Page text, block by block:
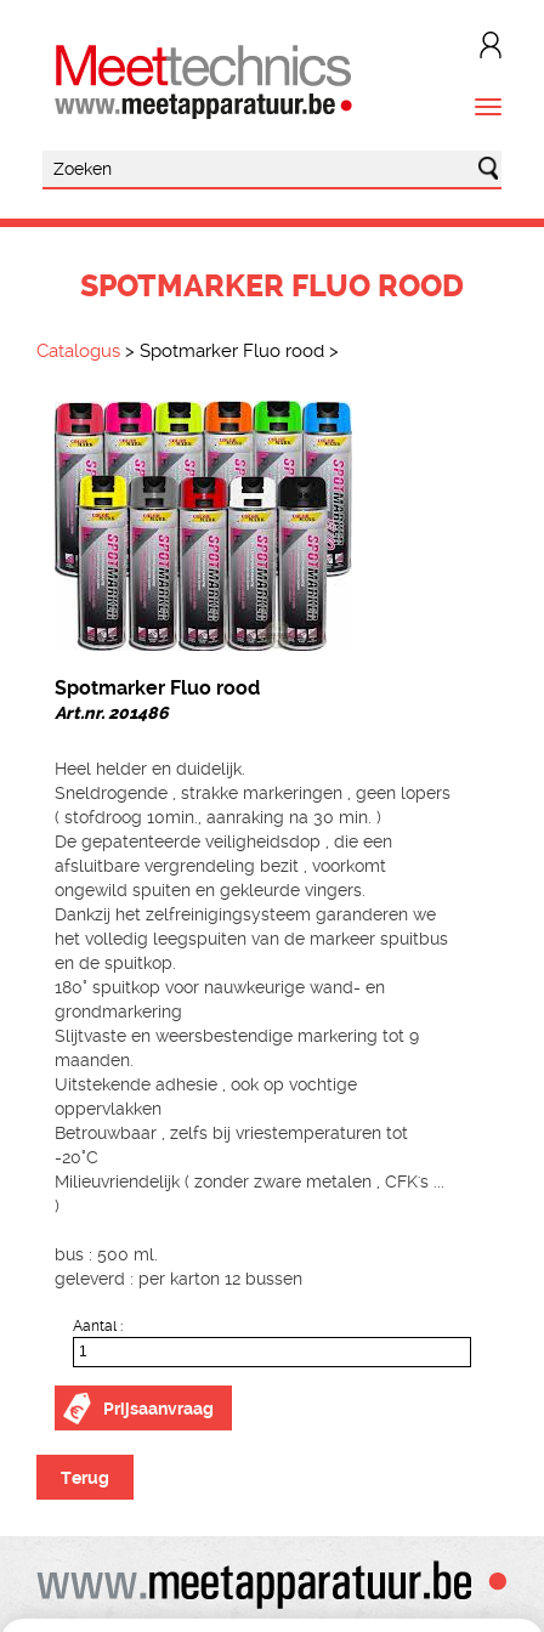
SPOTMARKER FLUO ROOD
Catalogus > Spotmarker Fluo rood >
Spotmarker Fluo rood
Art.nr. 201486
Heel helder en duidelijk.
Sneldrogende , strakke markeringen , geen lopers
( stofdroog 10min., aanraking na 30 min. )
De gepatenteerde veiligheidsdop , die een
afsluitbare vergrendeling bezit , voorkomt
ongewild spuiten en gekleurde vingers.
Dankzij het zelfreinigingsysteem garanderen we
het volledig leegspuiten van de markeer spuitbus
en de spuitkop.
180° spuitkop voor nauwkeurige wand- en
grondmarkering
Slijtvaste en weersbestendige markering tot 9
maanden.
Uitstekende adhesie , ook op vochtige
oppervlakken
Betrouwbaar , zelfs bij vriestemperaturen tot
-20°C
Milieuvriendelijk ( zonder zware metalen , CFK's ...
)
bus : 500 ml.
geleverd : per karton 12 bussen
Aantal :
Prijsaanvraag
Terug